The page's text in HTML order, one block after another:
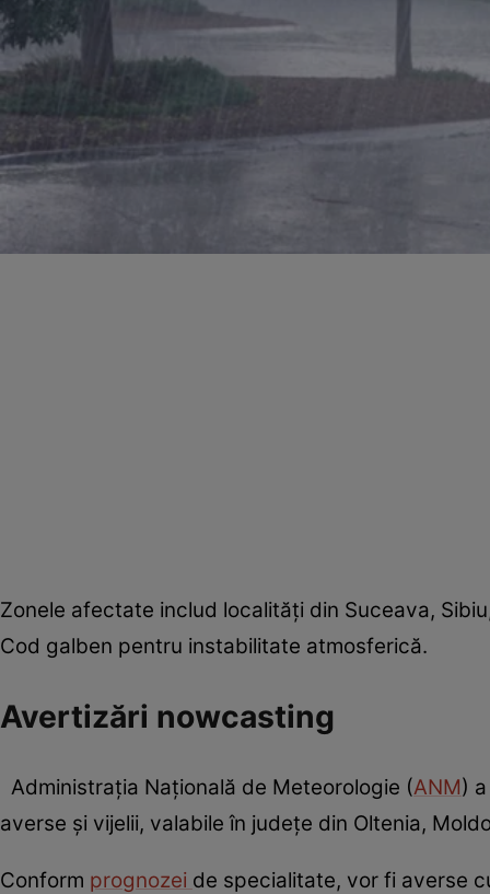
Zonele afectate includ localități din Suceava,
Cod galben pentru instabilitate atmosferică.
Avertizări nowcasting
Administraţia Naţională de Meteorologie (ANM)
averse şi vijelii, valabile în judeţe din Oltenia,
Conform prognozei de specialitate, vor fi averse